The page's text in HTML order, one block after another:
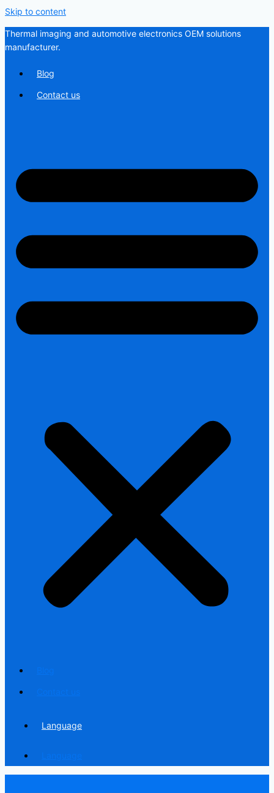
Skip to content
Thermal imaging and automotive electronics OEM solutions
manufacturer.
Blog
Contact us
Language